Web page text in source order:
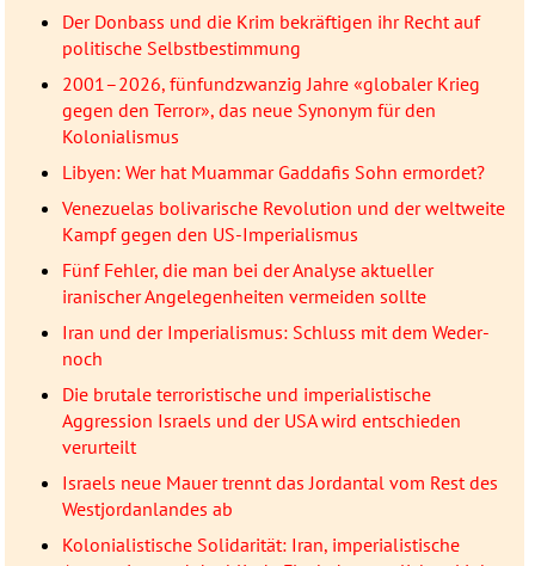
Der Donbass und die Krim bekräftigen ihr Recht auf
politische Selbstbestimmung
2001–2026, fünfundzwanzig Jahre «globaler Krieg
gegen den Terror», das neue Synonym für den
Kolonialismus
Libyen: Wer hat Muammar Gaddafis Sohn ermordet?
Venezuelas bolivarische Revolution und der weltweite
Kampf gegen den US-Imperialismus
Fünf Fehler, die man bei der Analyse aktueller
iranischer Angelegenheiten vermeiden sollte
Iran und der Imperialismus: Schluss mit dem Weder-
noch
Die brutale terroristische und imperialistische
Aggression Israels und der USA wird entschieden
verurteilt
Israels neue Mauer trennt das Jordantal vom Rest des
Westjordanlandes ab
Kolonialistische Solidarität: Iran, imperialistische